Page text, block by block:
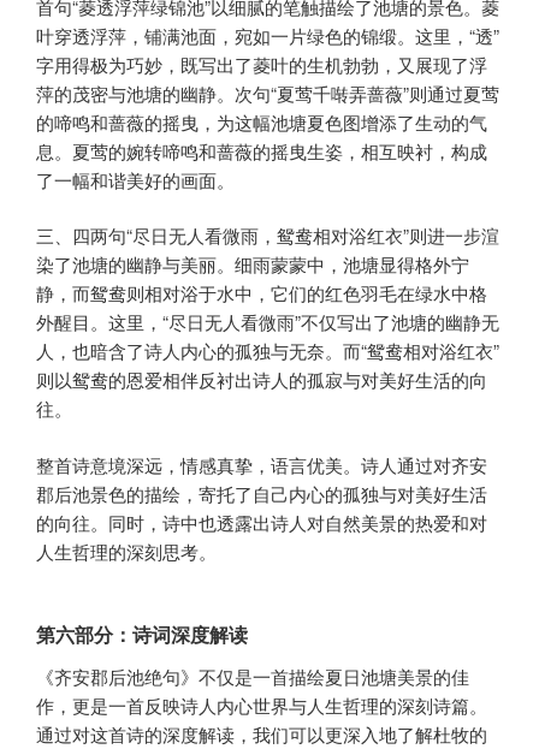
首句“菱透浮萍绿锦池”以细腻的笔触描绘了池塘的景色。菱
叶穿透浮萍，铺满池面，宛如一片绿色的锦缎。这里，“透”
字用得极为巧妙，既写出了菱叶的生机勃勃，又展现了浮
萍的茂密与池塘的幽静。次句“夏莺千啭弄蔷薇”则通过夏莺
的啼鸣和蔷薇的摇曳，为这幅池塘夏色图增添了生动的气
息。夏莺的婉转啼鸣和蔷薇的摇曳生姿，相互映衬，构成
了一幅和谐美好的画面。
三、四两句“尽日无人看微雨，鸳鸯相对浴红衣”则进一步渲
染了池塘的幽静与美丽。细雨蒙蒙中，池塘显得格外宁
静，而鸳鸯则相对浴于水中，它们的红色羽毛在绿水中格
外醒目。这里，“尽日无人看微雨”不仅写出了池塘的幽静无
人，也暗含了诗人内心的孤独与无奈。而“鸳鸯相对浴红衣”
则以鸳鸯的恩爱相伴反衬出诗人的孤寂与对美好生活的向
往。
整首诗意境深远，情感真挚，语言优美。诗人通过对齐安
郡后池景色的描绘，寄托了自己内心的孤独与对美好生活
的向往。同时，诗中也透露出诗人对自然美景的热爱和对
人生哲理的深刻思考。
第六部分：诗词深度解读
《齐安郡后池绝句》不仅是一首描绘夏日池塘美景的佳
作，更是一首反映诗人内心世界与人生哲理的深刻诗篇。
通过对这首诗的深度解读，我们可以更深入地了解杜牧的